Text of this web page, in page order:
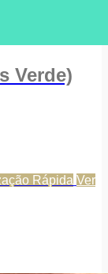
Verde)
Rápida Ver